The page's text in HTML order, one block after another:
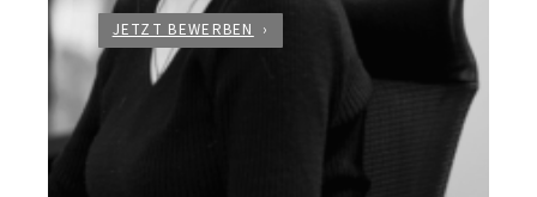
JETZT BEWERBEN